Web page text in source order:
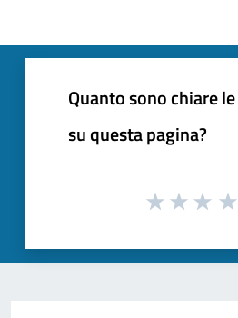
Quanto sono chiare
su questa pagina?